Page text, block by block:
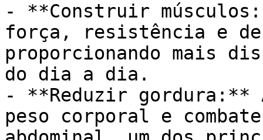
- **Construir
força, resistência e
proporcionando mais
do dia a dia.
- **Reduzir gordura:**
peso corporal e